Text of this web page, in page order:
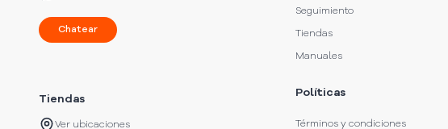
Chatear
Tiendas
Ver ubicaciones
Seguimiento
Tiendas
Manuales
Políticas
Términos y condiciones